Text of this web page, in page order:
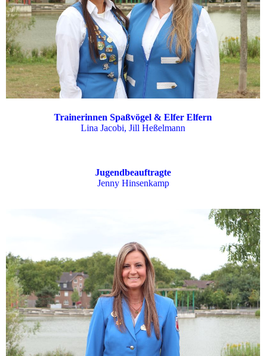
Trainerinnen Spaßvögel & Elfer Elfern
Lina Jacobi, Jill Heßelmann
Jugendbeauftragte
Jenny Hinsenkamp